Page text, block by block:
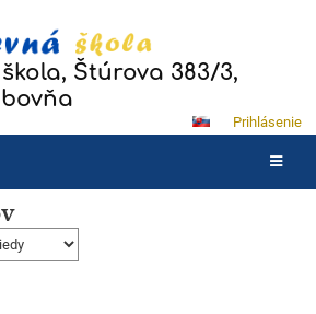
Štúrova 383/3,
Prihlásenie